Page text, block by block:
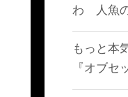
わ 人魚
もっと本
『オブセ